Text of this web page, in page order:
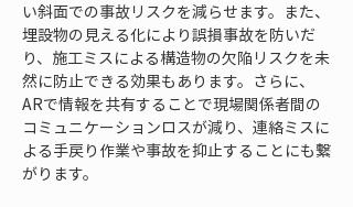
い斜面での事故リスクを減らせます。また、
埋設物の見える化により誤損事故を防いだ
り、施工ミスによる構造物の欠陥リスクを未
然に防止できる効果もあります。さらに、
ARで情報を共有することで現場関係者間の
コミュニケーションロスが減り、連絡ミスに
よる手戻り作業や事故を抑止することにも繋
がります。